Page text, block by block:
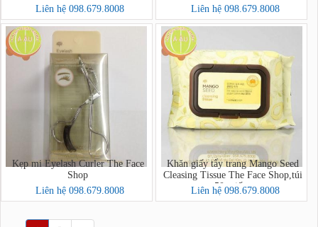
Liên hệ 098.679.8008
Liên hệ 098.679.8008
Kẹp mi Eyelash Curler The Face
Shop
Liên hệ 098.679.8008
Khăn giấy tẩy trang Mango Seed
Cleasing Tissue The Face Shop,túi
50 miếng
Liên hệ 098.679.8008